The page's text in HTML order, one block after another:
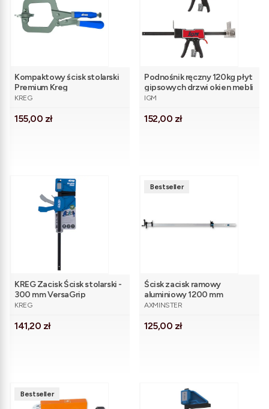
Kompaktowy ścisk stolarski
Premium Kreg
PRODUCENT
KREG
Cena
155,00 zł
Podnośnik ręczny 120kg płyt
gipsowych drzwi okien mebli
PRODUCENT
IGM
Cena
152,00 zł
KREG Zacisk Ścisk stolarski -
300 mm VersaGrip
PRODUCENT
KREG
Cena
141,20 zł
Bestseller
Ścisk zacisk ramowy
aluminiowy 1200 mm
Axminster
PRODUCENT
AXMINSTER
Cena
125,00 zł
Bestseller